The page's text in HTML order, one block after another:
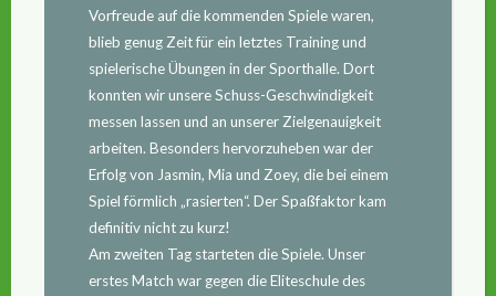
Vorfreude auf die kommenden Spiele waren,
blieb genug Zeit für ein letztes Training und
spielerische Übungen in der Sporthalle. Dort
konnten wir unsere Schuss-Geschwindigkeit
messen lassen und an unserer Zielgenauigkeit
arbeiten. Besonders hervorzuheben war der
Erfolg von Jasmin, Mia und Zoey, die bei einem
Spiel förmlich „rasierten“. Der Spaßfaktor kam
definitiv nicht zu kurz!
Am zweiten Tag starteten die Spiele. Unser
erstes Match war gegen die Eliteschule des